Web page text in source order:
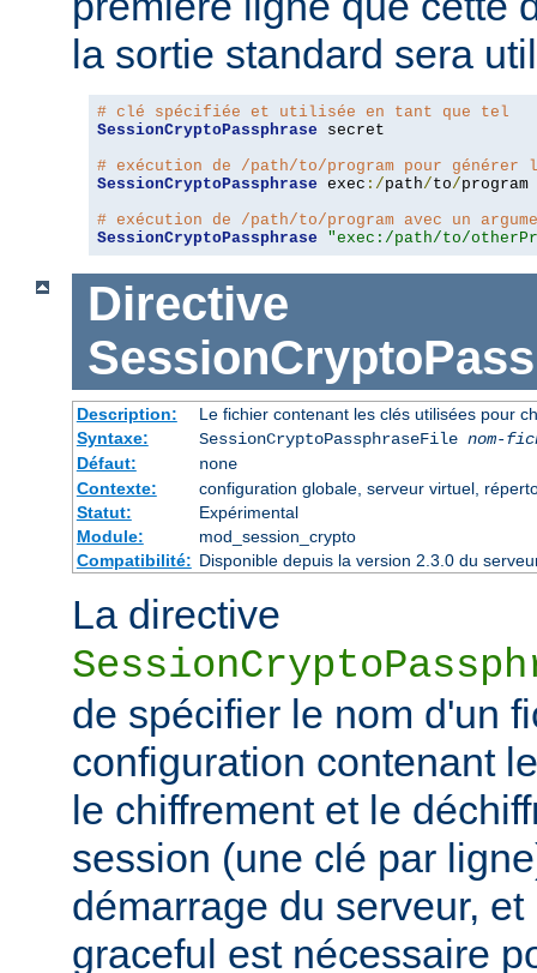
la sortie standard sera
# clé spécifiée et utilisée en tant que tel
SessionCryptoPassphrase secret
# exécution de /path/to/program pour générer
SessionCryptoPassphrase exec :/path/to/program
# exécution de /path/to/program avec un
SessionCryptoPassphrase
"exec:/path/to/
Directive
Description:
Le fichier contenant les clés utilisées pour
Syntaxe:
SessionCryptoPassphraseFile nom-
Défaut:
none
Contexte:
configuration globale, serveur virtuel,
Statut:
Expérimental
Module:
mod_session_crypto
Compatibilité: Disponible depuis la version 2.3.0 du
La directive
de spécifier le nom d'un
configuration contenant
le chiffrement et le
session (une clé par
démarrage du serveur,
graceful est nécessaire